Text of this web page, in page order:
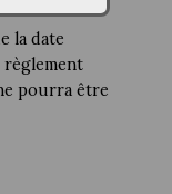
la date
règlement
pourra être